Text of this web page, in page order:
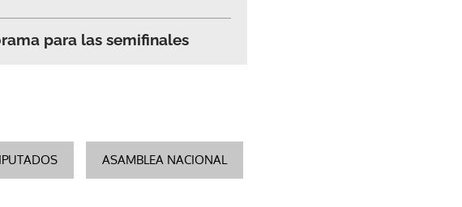
para las semifinales
ASAMBLEA NACIONAL